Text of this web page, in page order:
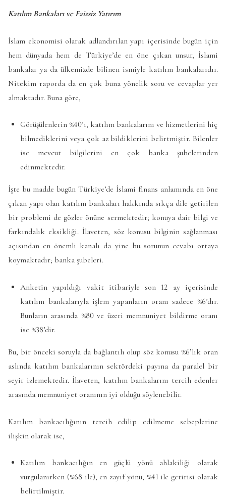
Katılım Bankaları ve Faizsiz Yatırım
İslam ekonomisi olarak adlandırılan yapı içerisinde bugün için
hem dünyada hem de Türkiye’de en öne çıkan unsur, İslami
bankalar ya da ülkemizde bilinen ismiyle katılım bankalarıdır.
Nitekim raporda da en çok buna yönelik soru ve cevaplar yer
almaktadır. Buna göre,
Görüşülenlerin %40’ı, katılım bankalarını ve hizmetlerini hiç
bilmediklerini veya çok az bildiklerini belirtmiştir. Bilenler
ise mevcut bilgilerini en çok banka şubelerinden
edinmektedir.
İşte bu madde bugün Türkiye’de İslami finans anlamında en öne
çıkan yapı olan katılım bankaları hakkında sıkça dile getirilen
bir problemi de gözler önüne sermektedir; konuya dair bilgi ve
farkındalık eksikliği. İlaveten, söz konusu bilginin sağlanması
açısından en önemli kanalı da yine bu sorunun cevabı ortaya
koymaktadır; banka şubeleri.
Anketin yapıldığı vakit itibariyle son 12 ay içerisinde
katılım bankalarıyla işlem yapanların oranı sadece %6’dır.
Bunların arasında %80 ve üzeri memnuniyet bildirme oranı
ise %38’dir.
Bu, bir önceki soruyla da bağlantılı olup söz konusu %6’lık oran
aslında katılım bankalarının sektördeki payına da paralel bir
seyir izlemektedir. İlaveten, katılım bankalarını tercih edenler
arasında memnuniyet oranının iyi olduğu söylenebilir.
Katılım bankacılığının tercih edilip edilmeme sebeplerine
ilişkin olarak ise,
Katılım bankacılığın en güçlü yönü ahlakiliği olarak
vurgulanırken (%68 ile), en zayıf yönü, %41 ile getirisi olarak
belirtilmiştir.